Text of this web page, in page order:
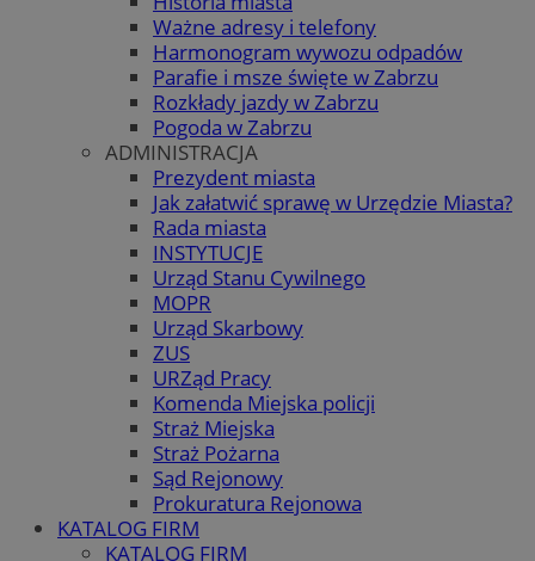
Ważne adresy i telefony
Harmonogram wywozu odpadów
Parafie i msze święte w Zabrzu
Rozkłady jazdy w Zabrzu
Pogoda w Zabrzu
ADMINISTRACJA
Prezydent miasta
Jak załatwić sprawę w Urzędzie Miasta?
Rada miasta
INSTYTUCJE
Urząd Stanu Cywilnego
MOPR
Urząd Skarbowy
ZUS
URZąd Pracy
Komenda Miejska policji
Straż Miejska
Straż Pożarna
Sąd Rejonowy
Prokuratura Rejonowa
KATALOG FIRM
KATALOG FIRM